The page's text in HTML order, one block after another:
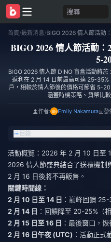
搜尋
首頁/最新消息/
BIGO 2026 情人節活動
5-
BIGO 2026 情人節 DINO 盲盒活動將
返利在 2 月 14 日前最高可達 25-
戶，相較於情人節後的價格可節省 5-
涵蓋時機策略、貨幣比
作者: Emily Nakamura 發
目錄
活動概覽：2026 年 2 月 10 日至
2026 情人節盛典結合了送禮機制
2 月 16 日後將不再販售。
關鍵時間線：
2 月 10 日至 14 日 ：巔峰回饋
2 月 14 日 ：回饋降至 20-25%（
2 月 15 日至 16 日 ：最後窗口，
2 月 16 日午夜 (UTC) ：活動正式